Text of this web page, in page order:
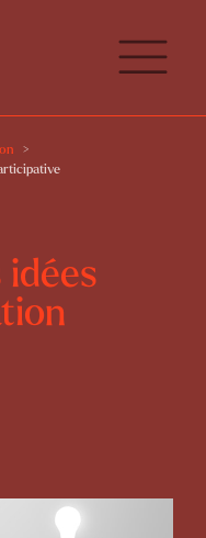
idées